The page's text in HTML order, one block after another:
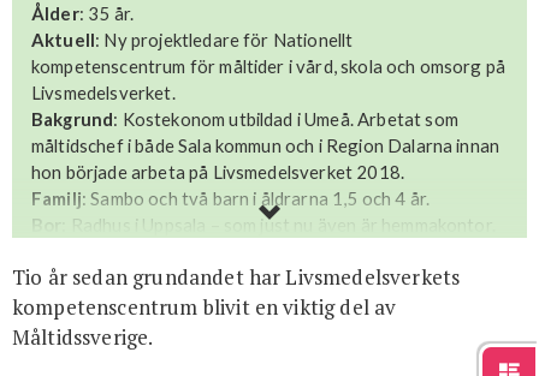
Ålder: 35 år.
Aktuell: Ny projektledare för Nationellt
kompetenscentrum för måltider i vård, skola och omsorg på
Livsmedelsverket.
Bakgrund: Kost­ekonom utbildad i Umeå. Arbetat som
måltidschef i både Sala kommun och i Region Dalarna innan
hon började arbeta på Livsmedelsverket 2018.
Familj: Sambo och två barn i åldrarna 1,5 och 4 år.
Bor
: Radhus i Uppsala – som just nu även är hemmakontor.
och chili till blommor. ”Det är total avkoppling.”
Med tre ord: Snäll, otålig och envis.
Tio år sedan grundandet har Livsmedelsverkets
kompetenscentrum blivit en viktig del av
Måltidssverige.